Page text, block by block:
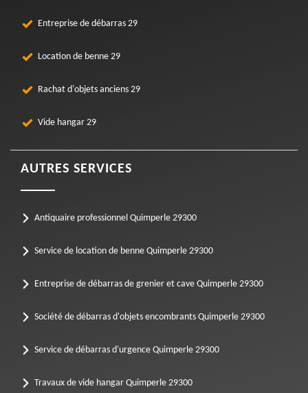
Entreprise de débarras 29
Location de benne 29
Rachat d'objets anciens 29
Vide hangar 29
AUTRES SERVICES
Antiquaire professionnel Quimperle 29300
Service de location de benne Quimperle 29300
Entreprise de débarras de grenier et cave Quimperle 29300
Société de débarras d'objets encombrants Quimperle 29300
Service de débarras d'urgence Quimperle 29300
Travaux de vide hangar Quimperle 29300